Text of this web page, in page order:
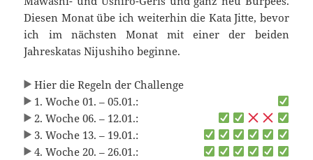
Diesen Monat übe ich weiterhin die Kata Jitte, bevor
ich im nächsten Monat mit einer der beiden
Jahreskatas Nijushiho beginne.
Hier die Regeln der Challenge
1. Woche 01. – 05.01.:
2. Woche 06. – 12.01.:
3. Woche 13. – 19.01.:
4. Woche 20. – 26.01.: